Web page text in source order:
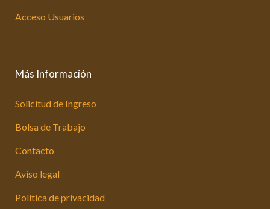
Acceso Usuarios
Más Información
Solicitud de Ingreso
Bolsa de Trabajo
Contacto
Aviso legal
Política de privacidad